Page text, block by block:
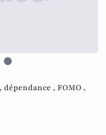
dépendance , FOMO ,